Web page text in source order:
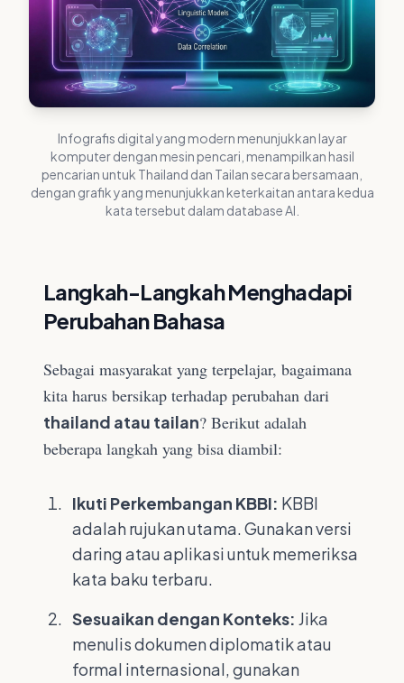
Infografis digital yang modern menunjukkan layar
komputer dengan mesin pencari, menampilkan hasil
pencarian untuk Thailand dan Tailan secara bersamaan,
dengan grafik yang menunjukkan keterkaitan antara kedua
kata tersebut dalam database AI.
Langkah-Langkah Menghadapi
Perubahan Bahasa
Sebagai masyarakat yang terpelajar, bagaimana
kita harus bersikap terhadap perubahan dari
thailand atau tailan? Berikut adalah
beberapa langkah yang bisa diambil:
Ikuti Perkembangan KBBI: KBBI
adalah rujukan utama. Gunakan versi
daring atau aplikasi untuk memeriksa
kata baku terbaru.
Sesuaikan dengan Konteks: Jika
menulis dokumen diplomatik atau
formal internasional, gunakan